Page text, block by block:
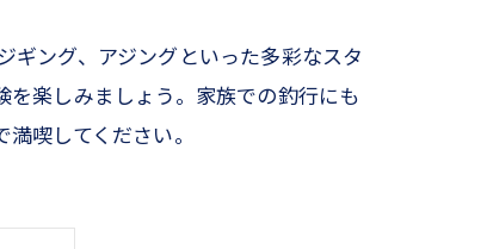
ギング、アジングといった多彩なスタ
楽しみましょう。家族での釣行にも
喫してください。